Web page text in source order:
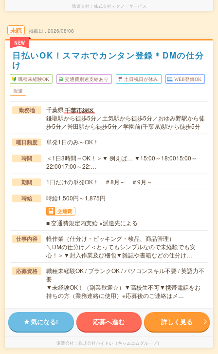
派遣会社 株式会社テクノ・サービス
未読
NEW
掲載日 2026/08/08
日払いOK！スマホでカンタン登録＊DMの仕分
け
職種未経験OK 交通費別途支給あり 土日祝日が休み WEB登録OK
派遣
勤務地 千葉県千葉市緑区
鎌取駅から徒歩5分／土気駅から徒歩5分／おゆみ野駅から徒
歩5分／誉田駅から徒歩5分／学園前(千葉県)駅から徒歩5分
曜日頻度 単発1日のみ～OK！
時間
＜1日3時間～OK！＞▼ 例えば… ▼15:00～18:0015:00～
22:0017:00～22:…
期間 1日だけの単発OK！ ＃8月～ ＃9月～
時給 時給1,500円～1,875円
交通費
■ 交通費規定内支給 ※派遣先による
仕事内容
軽作業（仕分け・ピッキング・検品、商品管理）
＼DMの仕分け／＜とってもシンプルなので未経験でも安
心！＞▼封入作業及び梱包▼雑誌や書籍などの仕分け…
応募資格
職種未経験OK / ブランクOK / パソコンスキル不要 / 英語力不
要
▼未経験OK！（副業歓迎☆）▼高校生不可▼携帯電話をお
持ちの方（業務連絡に使用）※応募後のご連絡はメ…
気になる! 応募へ進む 詳しく見る
派遣会社 株式会社バイトレ（キャムコムグループ）